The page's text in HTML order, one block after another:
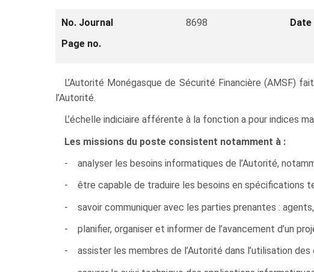
No. Journal 8698
Page no.
L’Autorité Monégasque de Sécurité Financière (AMSF)
l’Autorité.
L’échelle indiciaire afférente à la fonction a pour indices
Les missions du poste consistent notamment à :
- analyser les besoins informatiques de l’Autorité,
- être capable de traduire les besoins en spécifications
- savoir communiquer avec les parties prenantes :
- planifier, organiser et informer de l’avancement d’un
- assister les membres de l’Autorité dans l’utilisation